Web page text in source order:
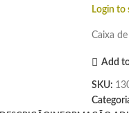
Login to
Caixa
Add
SKU: